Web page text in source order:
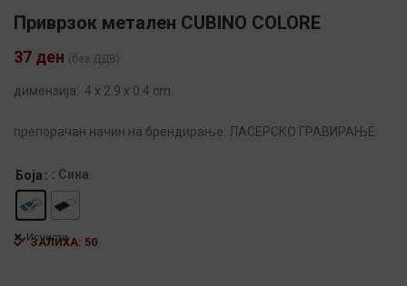
Приврзок метален CUBINO COLORE
37 ден (без ДДВ)
димензија: 4 x 2.9 x 0.4 cm
препорачан начин на брендирање: ЛАСЕРСКО ГРАВИРАЊЕ.
Боја : Сина
Исчисти
ЗАЛИХА: 50